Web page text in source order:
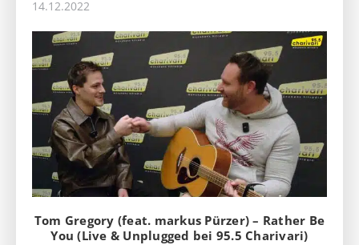
14.12.2022
Tom Gregory (feat. markus Pürzer) – Rather Be
You (Live & Unplugged bei 95.5 Charivari)